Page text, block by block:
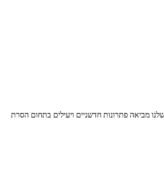
מביאה פתרונות חדשניים ויעילים בתחום הסרת